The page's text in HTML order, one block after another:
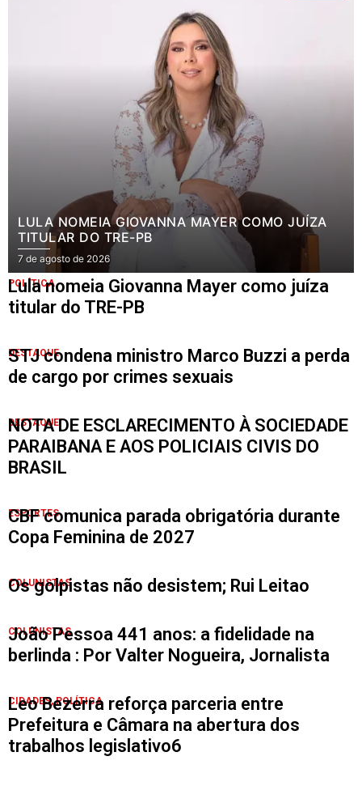
LULA NOMEIA GIOVANNA MAYER COMO JUÍZA
TITULAR DO TRE-PB
7 de agosto de 2026
POLÍTICA
Lula nomeia Giovanna Mayer como juíza
titular do TRE-PB
DESTAQUE
STJ condena ministro Marco Buzzi a perda
de cargo por crimes sexuais
DESTAQUE
NOTA DE ESCLARECIMENTO À SOCIEDADE
PARAIBANA E AOS POLICIAIS CIVIS DO
BRASIL
ESPORTES
CBF comunica parada obrigatória durante
Copa Feminina de 2027
COLUNISTAS
Os golpistas não desistem; Rui Leitao
COLUNISTAS
João Pessoa 441 anos: a fidelidade na
berlinda : Por Valter Nogueira, Jornalista
CIDADES,POLÍTICA
Leo Bezerra reforça parceria entre
Prefeitura e Câmara na abertura dos
trabalhos legislativo6